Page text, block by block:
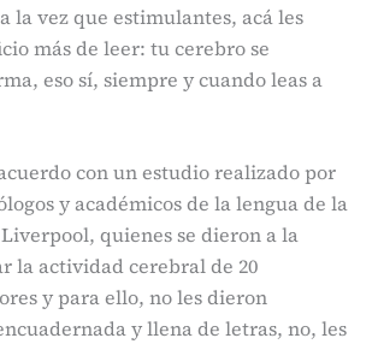
la vez que estimulantes, acá les
más de leer: tu cerebro se
eso sí, siempre y cuando leas a
con un estudio realizado por
y académicos de la lengua de la
quienes se dieron a la
la actividad cerebral de 20
y para ello, no les dieron
y llena de letras, no, les